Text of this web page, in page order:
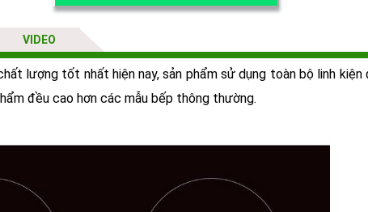
VIDEO
lượng tốt nhất hiện nay, sản phẩm sử dụng toàn bộ linh
đều cao hơn các mẫu bếp thông thường.